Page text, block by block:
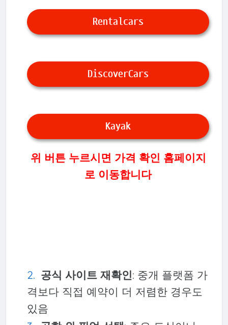
Rentalcars
DiscoverCars
Kayak
위 버튼 누르시면 가격 확인 홈페이지
로 이동합니다
공식 사이트 재확인: 중개 플랫폼 가
격보다 직접 예약이 더 저렴한 경우도
있음